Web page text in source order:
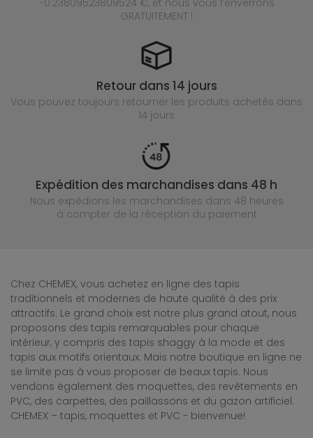
-0.23809523809524 €, et nous vous l’enverrons
GRATUITEMENT !
Retour dans 14 jours
Vous pouvez toujours retourner les produits achetés dans
14 jours
Expédition des marchandises dans 48 h
Nous expédions les marchandises dans 48 heures
à compter de la réception du paiement
Chez CHEMEX, vous achetez en ligne des tapis
traditionnels et modernes de haute qualité à des prix
attractifs. Le grand choix est notre plus grand atout, nous
proposons des tapis remarquables pour chaque
intérieur, y compris des tapis shaggy à la mode et des
tapis aux motifs orientaux. Mais notre boutique en ligne ne
se limite pas à vous proposer de beaux tapis. Nous
vendons également des moquettes, des revêtements en
PVC, des carpettes, des paillassons et du gazon artificiel.
CHEMEX – tapis, moquettes et PVC - bienvenue!